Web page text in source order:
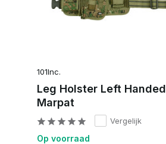
101Inc.
Leg Holster Left Handed
Marpat
Vergelijk
Op voorraad